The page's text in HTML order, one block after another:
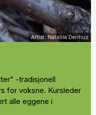
Nataliia Derihuz
-tradisjonell
for voksne. Kursleder
alle eggene i